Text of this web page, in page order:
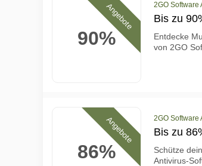
90%
Angebote 2GO Software
Bis zu
Entdecke
von 2GO
86%
Angebote 2GO Software
Bis zu
Schütze
Antivirus-